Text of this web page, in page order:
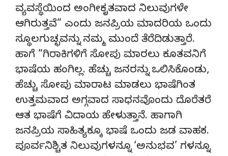
ವ್ಯವಸ್ಥೆಯಿಂದ ಅಂಗೀಕೃತವಾದ ನಿಲುವುಗಳೇ
ಆಗಿರುತ್ತವೆ” ಎಂದು ಜನಪ್ರಿಯ ಮಾದರಿಯ ಒಂದು
ಸ್ಥೂಲಗುಚ್ಛವನ್ನು ನಮ್ಮ ಮುಂದೆ ತೆರೆದಿಡುತ್ತಾರೆ.
ಹಾಗೆ “ಗಿರಾಕಿಗಳಿಗೆ ಸೋಪು ಮಾರಲು ಕೂತವನಿಗೆ
ಭಾಷೆಯ ಹಂಗಿಲ್ಲ. ಹೆಚ್ಚು ಜನರನ್ನು ಒಲಿಸಿಕೊಂಡು,
ಹೆಚ್ಚು ಸೋಪು ಮಾರಾಟ ಮಾಡಲು ಭಾಷೆಗಿಂತ
ಉತ್ತಮವಾದ ಅಗ್ಗವಾದ ಸಾಧನವೊಂದು ದೊರೆತರೆ
ಆತ ಭಾಷೆಗೆ ವಿದಾಯ ಹೇಳುತ್ತಾನೆ. ಹಾಗಾಗಿ
ಜನಪ್ರಿಯ ಸಾಹಿತ್ಯಕ್ಕೂ ಭಾಷೆ ಒಂದು ಜಡ ವಾಹಕ.
ಪೂರ್ವನಿಶ್ಚಿತ ನಿಲುವುಗಳನ್ನೂ ‘ಅನುಭವ’ ಗಳನ್ನೂ